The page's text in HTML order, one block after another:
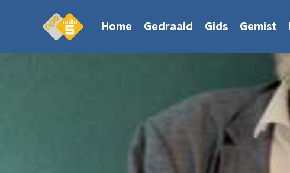
Home Gedraaid Gids Gemist